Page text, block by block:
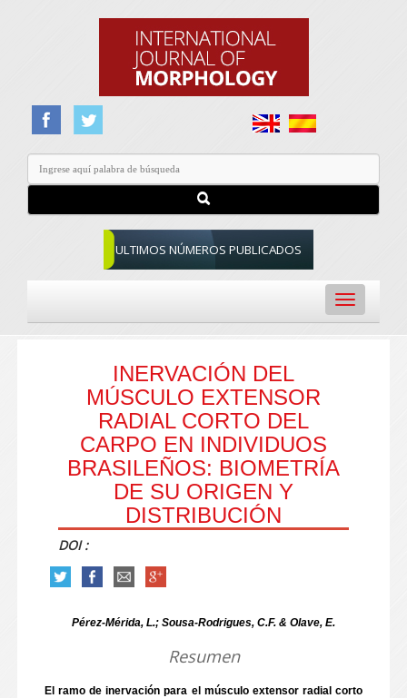
ULTIMOS NÚMEROS PUBLICADOS
Toggle
navigation
INERVACIÓN DEL
MÚSCULO EXTENSOR
RADIAL CORTO DEL
CARPO EN INDIVIDUOS
BRASILEÑOS: BIOMETRÍA
DE SU ORIGEN Y
DISTRIBUCIÓN
DOI :
Pérez-Mérida, L.; Sousa-Rodrigues, C.F. & Olave, E.
Resumen
El ramo de inervación para el músculo extensor radial corto